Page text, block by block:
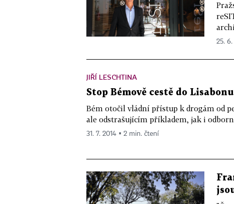
25.
JIŘÍ LESCHTINA
Stop Bémově cestě do Lisabonu
Bém otočil vládní přístup k drogám od
ale odstrašujícím příkladem, jak i
31. 7. 2014 ▪ 2 min. čtení